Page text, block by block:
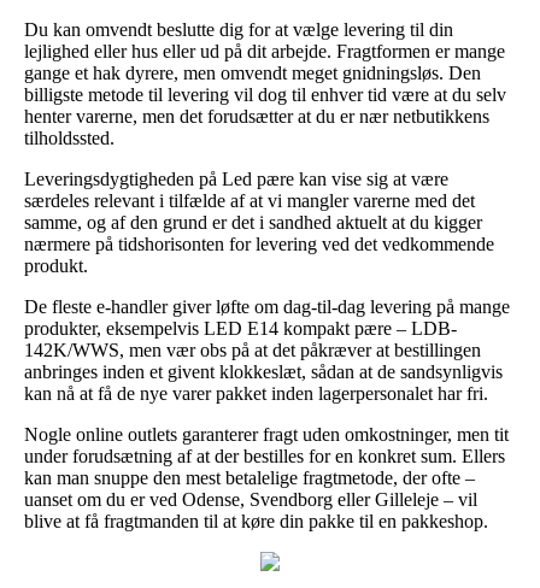
Du kan omvendt beslutte dig for at vælge levering til din
lejlighed eller hus eller ud på dit arbejde. Fragtformen er mange
gange et hak dyrere, men omvendt meget gnidningsløs. Den
billigste metode til levering vil dog til enhver tid være at du selv
henter varerne, men det forudsætter at du er nær netbutikkens
tilholdssted.
Leveringsdygtigheden på Led pære kan vise sig at være
særdeles relevant i tilfælde af at vi mangler varerne med det
samme, og af den grund er det i sandhed aktuelt at du kigger
nærmere på tidshorisonten for levering ved det vedkommende
produkt.
De fleste e-handler giver løfte om dag-til-dag levering på mange
produkter, eksempelvis LED E14 kompakt pære – LDB-
142K/WWS, men vær obs på at det påkræver at bestillingen
anbringes inden et givent klokkeslæt, sådan at de sandsynligvis
kan nå at få de nye varer pakket inden lagerpersonalet har fri.
Nogle online outlets garanterer fragt uden omkostninger, men tit
under forudsætning af at der bestilles for en konkret sum. Ellers
kan man snuppe den mest betalelige fragtmetode, der ofte –
uanset om du er ved Odense, Svendborg eller Gilleleje – vil
blive at få fragtmanden til at køre din pakke til en pakkeshop.